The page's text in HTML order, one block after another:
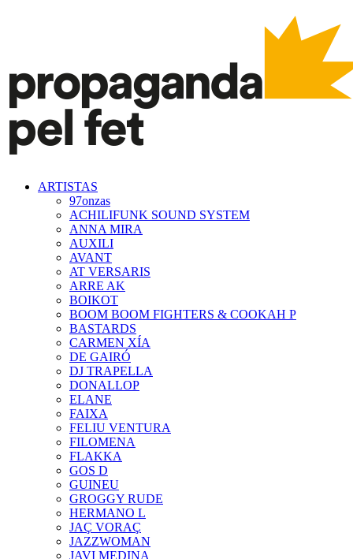
ARTISTAS
97onzas
ACHILIFUNK SOUND SYSTEM
ANNA MIRA
AUXILI
AVANT
AT VERSARIS
ARRE AK
BOIKOT
BOOM BOOM FIGHTERS & COOKAH P
BASTARDS
CARMEN XÍA
DE GAIRÓ
DJ TRAPELLA
DONALLOP
ELANE
FAIXA
FELIU VENTURA
FILOMENA
FLAKKA
GOS D
GUINEU
GROGGY RUDE
HERMANO L
JAÇ VORAÇ
JAZZWOMAN
JAVI MEDINA